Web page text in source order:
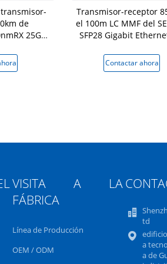
transmisor-
de
25G
Transmisor-receptor
el 100m LC MMF del
SFP28 Gigabit
Contactar ahora
VISITA A LA
FÁBRICA
Línea de Producción
OEM / ODM
td
a
a de